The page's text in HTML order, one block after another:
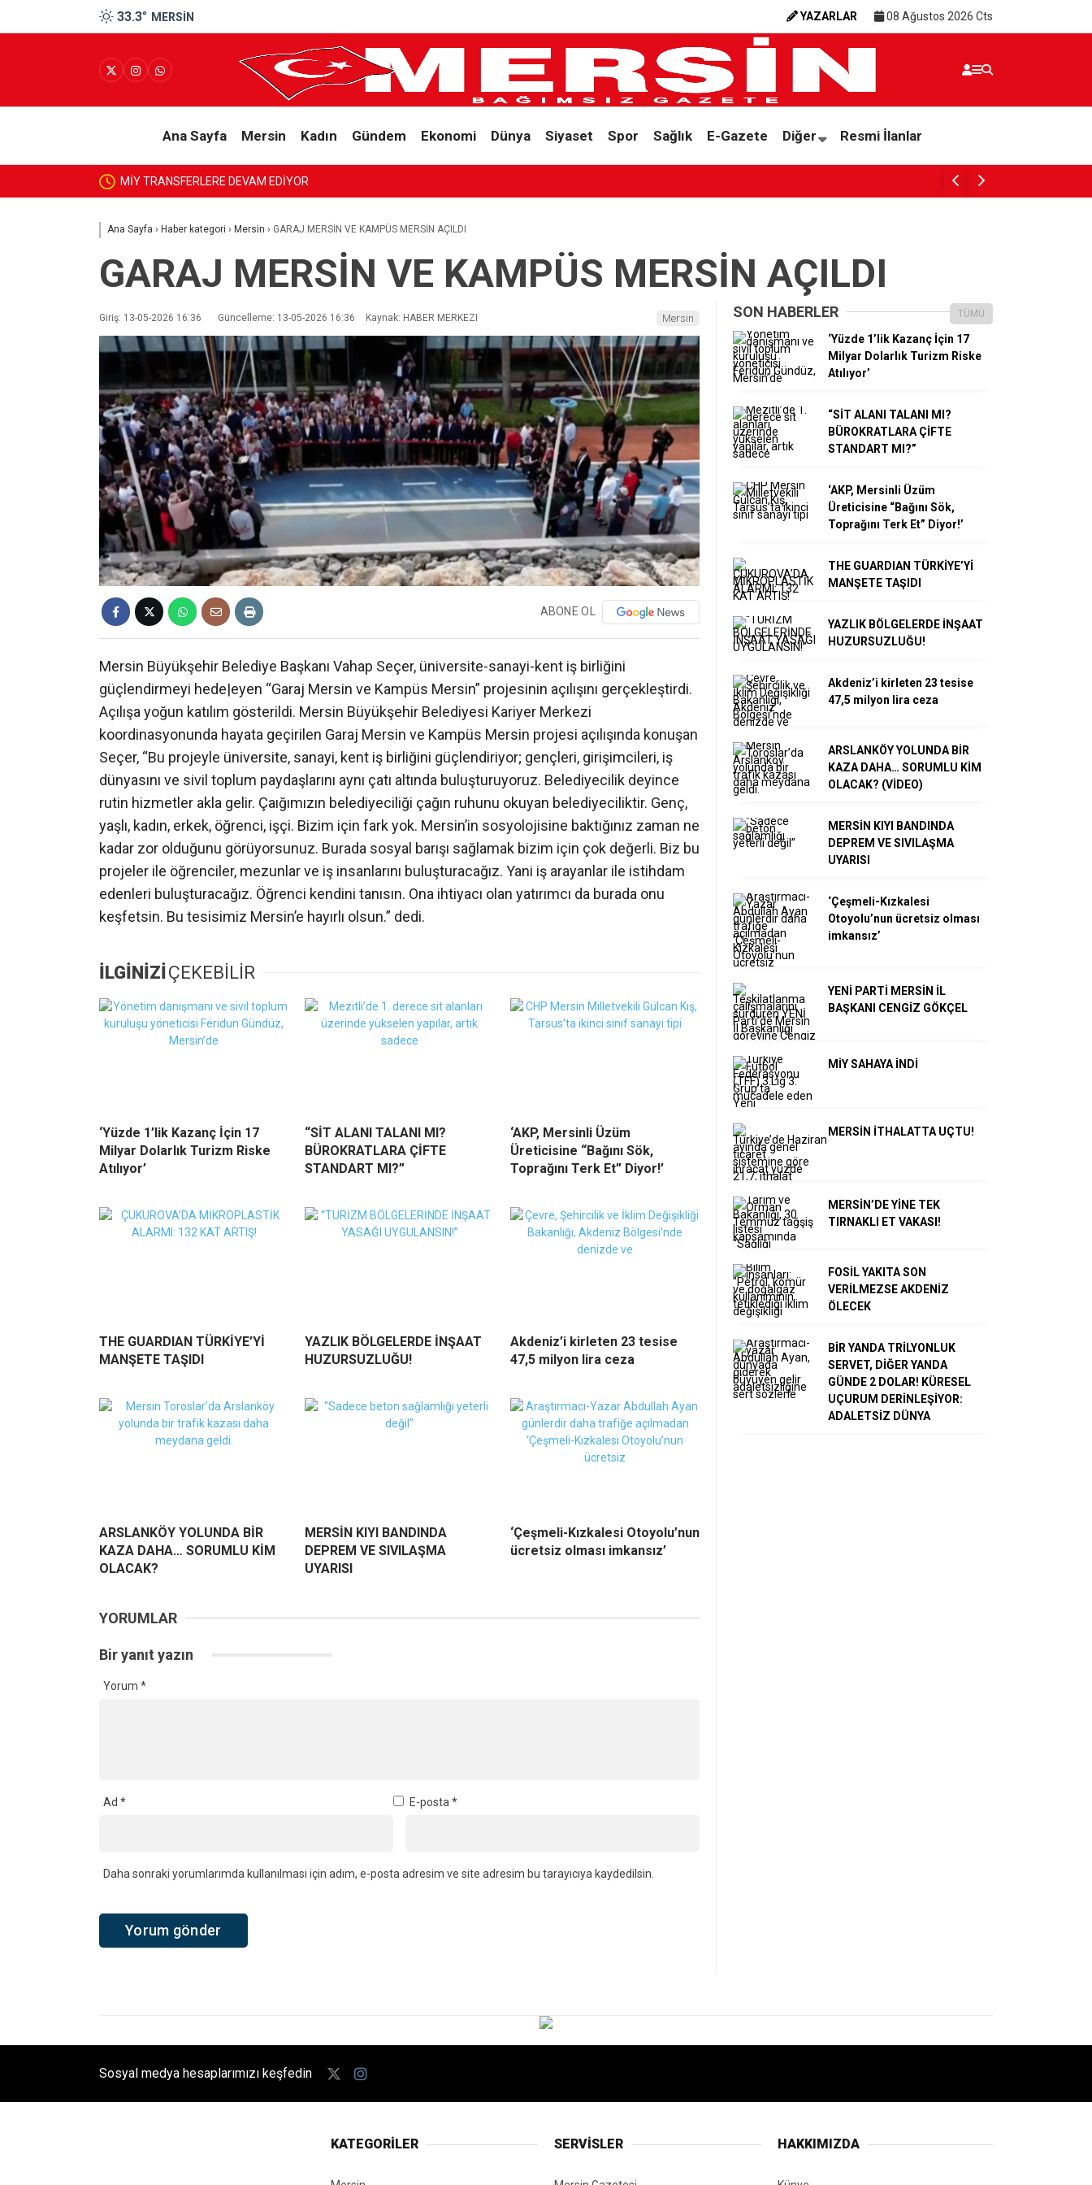
33.3° MERSIN YAZARLAR 08 Ağustos 2026 Cts
Ana Sayfa Mersin Kadın Gündem Ekonomi Dünya Siyaset Spor Sağlık E-Gazete Diğer Resmi İlanlar
MİY TRANSFERLERE DEVAM EDİYOR ‘Yüzde 1’lik Kazanç İçin 17 Milyar Dolarlık
Ana Sayfa › Haber kategori › Mersin › GARAJ MERSİN VE KAMPÜS MERSİN AÇILDI
GARAJ MERSİN VE KAMPÜS MERSİN AÇILDI
Giriş: 13-05-2026 16:36 Güncelleme: 13-05-2026 16:36 Kaynak: HABER MERKEZI Mersin
ABONE OL
Mersin Büyükşehir Belediye Başkanı Vahap Seçer, üniversite-sanayi-kent iş birliğini
güçlendirmeyi hede|eyen “Garaj Mersin ve Kampüs Mersin” projesinin açılışını gerçekleştirdi.
Açılışa yoğun katılım gösterildi. Mersin Büyükşehir Belediyesi Kariyer Merkezi
koordinasyonunda hayata geçirilen Garaj Mersin ve Kampüs Mersin projesi açılışında konuşan
Seçer, “Bu projeyle üniversite, sanayi, kent iş birliğini güçlendiriyor; gençleri, girişimcileri, iş
dünyasını ve sivil toplum paydaşlarını aynı çatı altında buluşturuyoruz. Belediyecilik deyince
rutin hizmetler akla gelir. Çaığımızın belediyeciliği çağın ruhunu okuyan belediyeciliktir. Genç,
yaşlı, kadın, erkek, öğrenci, işçi. Bizim için fark yok. Mersin’in sosyolojisine baktığınız zaman ne
kadar zor olduğunu görüyorsunuz. Burada sosyal barışı sağlamak bizim için çok değerli. Biz bu
projeler ile öğrenciler, mezunlar ve iş insanlarını buluşturacağız. Yani iş arayanlar ile istihdam
edenleri buluşturacağız. Öğrenci kendini tanısın. Ona ihtiyacı olan yatırımcı da burada onu
keşfetsin. Bu tesisimiz Mersin’e hayırlı olsun.” dedi.
İLGİNİZİ ÇEKEBİLİR
‘Yüzde 1’lik Kazanç İçin 17
Milyar Dolarlık Turizm Riske
Atılıyor’
“SİT ALANI TALANI MI?
BÜROKRATLARA ÇİFTE
STANDART MI?”
‘AKP, Mersinli Üzüm
Üreticisine “Bağını Sök,
Toprağını Terk Et” Diyor!’
THE GUARDIAN TÜRKİYE’Yİ
MANŞETE TAŞIDI
YAZLIK BÖLGELERDE İNŞAAT
HUZURSUZLUĞU!
Akdeniz’i kirleten 23 tesise
47,5 milyon lira ceza
ARSLANKÖY YOLUNDA BİR
KAZA DAHA… SORUMLU KİM
OLACAK?
MERSİN KIYI BANDINDA
DEPREM VE SIVILAŞMA
UYARISI
‘Çeşmeli-Kızkalesi Otoyolu’nun
ücretsiz olması imkansız’
YORUMLAR
Bir yanıt yazın
Yorum *
Ad * E-posta *
Daha sonraki yorumlarımda kullanılması için adım, e-posta adresim ve site adresim bu tarayıcıya kaydedilsin.
SON HABERLER TÜMÜ
‘Yüzde 1’lik Kazanç İçin 17
Milyar Dolarlık Turizm Riske
Atılıyor’
“SİT ALANI TALANI MI?
BÜROKRATLARA ÇİFTE
STANDART MI?”
‘AKP, Mersinli Üzüm
Üreticisine “Bağını Sök,
Toprağını Terk Et” Diyor!’
THE GUARDIAN TÜRKİYE’Yİ
MANŞETE TAŞIDI
YAZLIK BÖLGELERDE İNŞAAT
HUZURSUZLUĞU!
Akdeniz’i kirleten 23 tesise
47,5 milyon lira ceza
ARSLANKÖY YOLUNDA BİR
KAZA DAHA… SORUMLU KİM
OLACAK? (VİDEO)
MERSİN KIYI BANDINDA
DEPREM VE SIVILAŞMA
UYARISI
‘Çeşmeli-Kızkalesi
Otoyolu’nun ücretsiz olması
imkansız’
YENİ PARTİ MERSİN İL
BAŞKANI CENGİZ GÖKÇEL
MİY SAHAYA İNDİ
MERSİN İTHALATTA UÇTU!
MERSİN’DE YİNE TEK
TIRNAKLI ET VAKASI!
FOSİL YAKITA SON
VERİLMEZSE AKDENİZ
ÖLECEK
BİR YANDA TRİLYONLUK
SERVET, DİĞER YANDA
GÜNDE 2 DOLAR! KÜRESEL
UÇURUM DERİNLEŞİYOR:
ADALETSİZ DÜNYA
Sosyal medya hesaplarımızı keşfedin
KATEGORİLER SERVİSLER HAKKIMIZDA